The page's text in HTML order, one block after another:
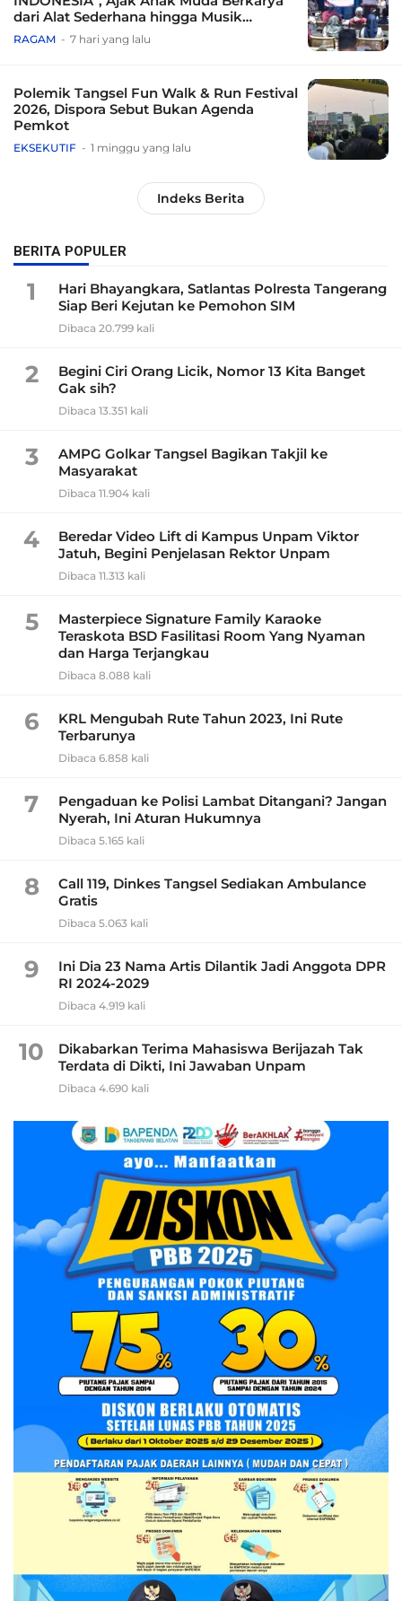
dari Alat Sederhana hingga Musik
Tradisional
RAGAM 7 hari yang lalu
Polemik Tangsel Fun Walk & Run Festival
2026, Dispora Sebut Bukan Agenda
Pemkot
EKSEKUTIF 1 minggu yang lalu
Indeks Berita
BERITA POPULER
1
Hari Bhayangkara, Satlantas Polresta Tangerang
Siap Beri Kejutan ke Pemohon SIM
Dibaca 20.799 kali
2
Begini Ciri Orang Licik, Nomor 13 Kita Banget
Gak sih?
Dibaca 13.351 kali
3
AMPG Golkar Tangsel Bagikan Takjil ke
Masyarakat
Dibaca 11.904 kali
4
Beredar Video Lift di Kampus Unpam Viktor
Jatuh, Begini Penjelasan Rektor Unpam
Dibaca 11.313 kali
5
Masterpiece Signature Family Karaoke
Teraskota BSD Fasilitasi Room Yang Nyaman
dan Harga Terjangkau
Dibaca 8.088 kali
6
KRL Mengubah Rute Tahun 2023, Ini Rute
Terbarunya
Dibaca 6.858 kali
7
Pengaduan ke Polisi Lambat Ditangani? Jangan
Nyerah, Ini Aturan Hukumnya
Dibaca 5.165 kali
8
Call 119, Dinkes Tangsel Sediakan Ambulance
Gratis
Dibaca 5.063 kali
9
Ini Dia 23 Nama Artis Dilantik Jadi Anggota DPR
RI 2024-2029
Dibaca 4.919 kali
10
Dikabarkan Terima Mahasiswa Berijazah Tak
Terdata di Dikti, Ini Jawaban Unpam
Dibaca 4.690 kali